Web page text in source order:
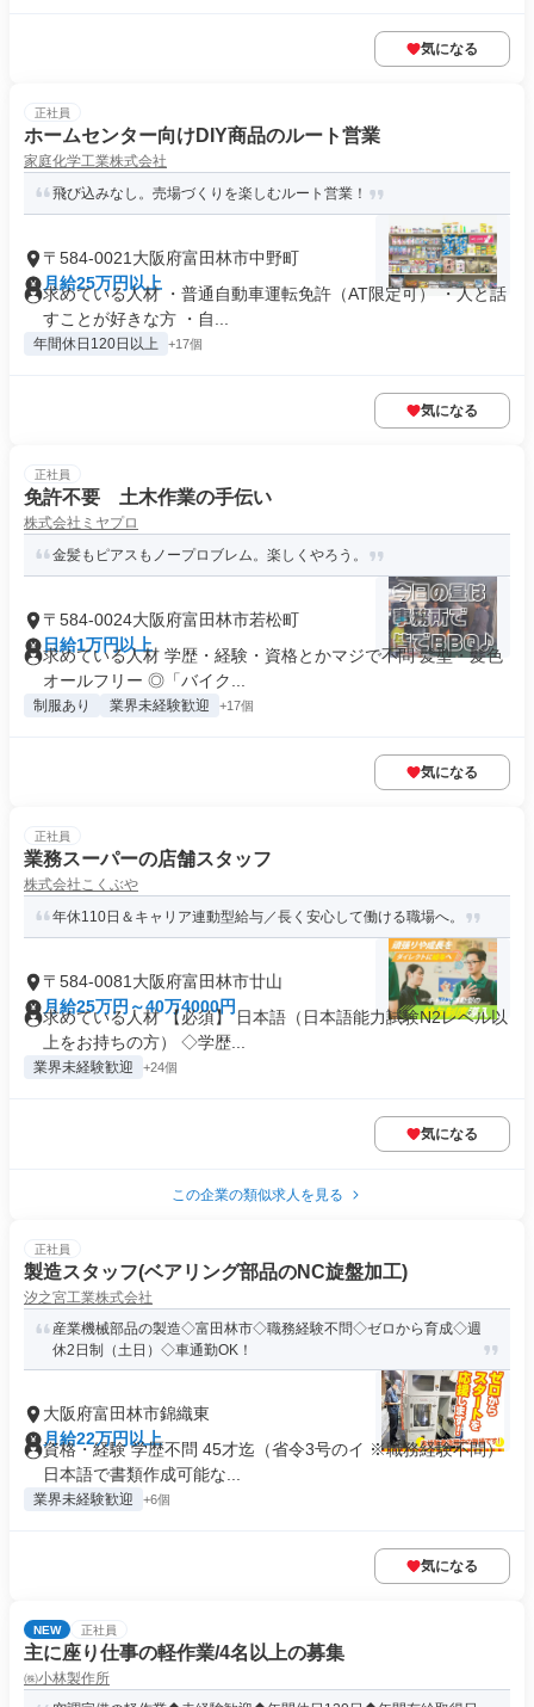
気になる
正社員
ホームセンター向けDIY商品のルート営業
家庭化学工業株式会社
飛び込みなし。売場づくりを楽しむルート営業！
〒584-0021大阪府富田林市中野町
月給25万円以上
求めている人材 ・普通自動車運転免許（AT限定可） ・人と話
すことが好きな方 ・自...
年間休日120日以上 +17個
気になる
正社員
免許不要 土木作業の手伝い
株式会社ミヤプロ
金髪もピアスもノープロブレム。楽しくやろう。
〒584-0024大阪府富田林市若松町
日給1万円以上
求めている人材 学歴・経験・資格とかマジで不問 髪型・髪色
オールフリー ◎「バイク...
制服あり 業界未経験歓迎 +17個
気になる
正社員
業務スーパーの店舗スタッフ
株式会社こくぶや
年休110日＆キャリア連動型給与／長く安心して働ける職場へ。
〒584-0081大阪府富田林市廿山
月給25万円～40万4000円
求めている人材 【必須】 日本語（日本語能力試験N2レベル以
上をお持ちの方） ◇学歴...
業界未経験歓迎 +24個
気になる
この企業の類似求人を見る
正社員
製造スタッフ(ベアリング部品のNC旋盤加工)
汐之宮工業株式会社
産業機械部品の製造◇富田林市◇職務経験不問◇ゼロから育成◇週
休2日制（土日）◇車通勤OK！
大阪府富田林市錦織東
月給22万円以上
資格・経験 学歴不問 45才迄（省令3号のイ ※職務経験不問）
日本語で書類作成可能な...
業界未経験歓迎 +6個
気になる
NEW 正社員
主に座り仕事の軽作業/4名以上の募集
㈱小林製作所